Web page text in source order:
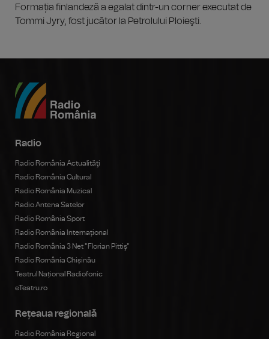
Formația finlandeză a egalat dintr-un corner executat de
Tommi Jyry, fost jucător la Petrolului Ploieşti.
Radio
Radio România Actualităţi
Radio România Cultural
Radio România Muzical
Radio Antena Satelor
Radio România Sport
Radio România Internațional
Radio România 3 Net "Florian Pittiş"
Radio România Chișinău
Teatrul Național Radiofonic
eTeatru.ro
Rețeaua regională
Radio România Regional